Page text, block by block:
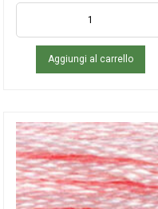
Aggiungi al carrello